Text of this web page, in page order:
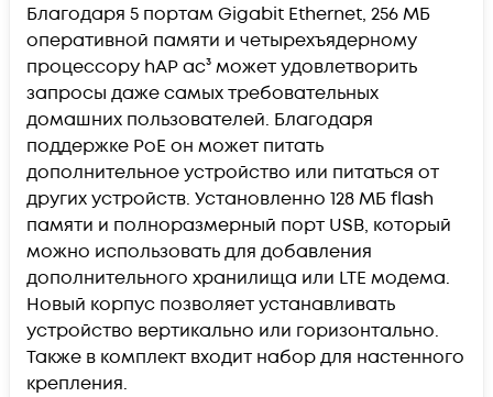
Благодаря 5 портам Gigabit Ethernet, 256 МБ
оперативной памяти и четырехъядерному
процессору hAP ac³ может удовлетворить
запросы даже самых требовательных
домашних пользователей. Благодаря
поддержке PoE он может питать
дополнительное устройство или питаться от
других устройств. Установленно 128 МБ flash
памяти и полноразмерный порт USB, который
можно использовать для добавления
дополнительного хранилища или LTE модема.
Новый корпус позволяет устанавливать
устройство вертикально или горизонтально.
Также в комплект входит набор для настенного
крепления.